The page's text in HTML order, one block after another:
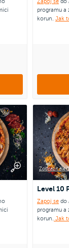
programu a
korun. Jak
Zobrazit
Level 10
Zapoj se do
programu a
korun. Jak